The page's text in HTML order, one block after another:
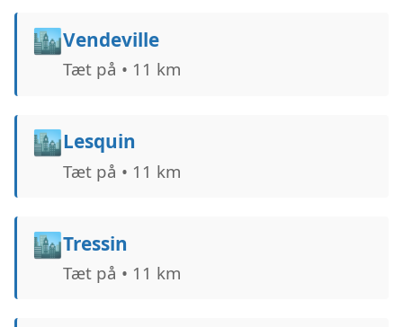
🏙️Vendeville
Tæt på • 11 km
🏙️Lesquin
Tæt på • 11 km
🏙️Tressin
Tæt på • 11 km